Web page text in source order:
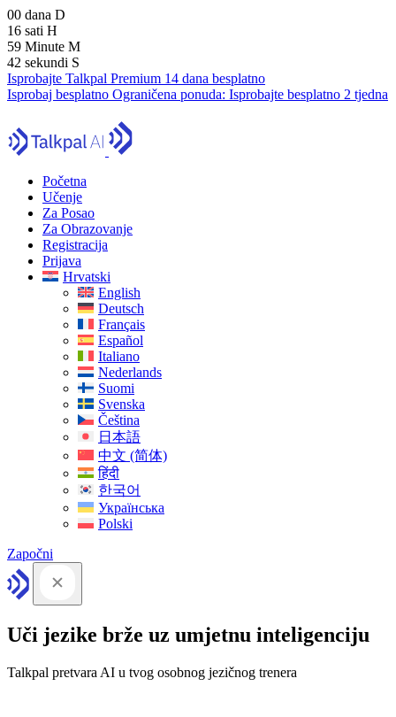
00 dana D
16 sati H
59 Minute M
41 sekundi S
Isprobajte Talkpal Premium 14 dana besplatno
Isprobaj besplatno Ograničena ponuda: Isprobajte besplatno 2 tjedna
Početna
Učenje
Za Posao
Za Obrazovanje
Registracija
Prijava
Hrvatski
English
Deutsch
Français
Español
Italiano
Nederlands
Suomi
Svenska
Čeština
日本語
中文 (简体)
हिंदी
한국어
Українська
Polski
Započni
Uči jezike brže uz umjetnu inteligenciju
Talkpal pretvara AI u tvog osobnog jezičnog trenera